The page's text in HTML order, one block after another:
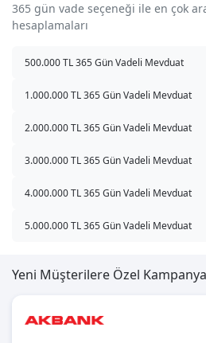
365 gün vade seçeneği ile en çok
hesaplamaları
500.000 TL 365 Gün Vadeli Mevduat
1.000.000 TL 365 Gün Vadeli Mevduat
2.000.000 TL 365 Gün Vadeli Mevduat
3.000.000 TL 365 Gün Vadeli Mevduat
4.000.000 TL 365 Gün Vadeli Mevduat
5.000.000 TL 365 Gün Vadeli Mevduat
Yeni Müşterilere Özel